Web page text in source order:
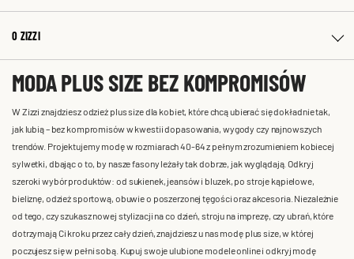
O ZIZZI
MODA PLUS SIZE BEZ KOMPROMISÓW
W Zizzi znajdziesz odzież plus size dla kobiet, które chcą ubierać się dokładnie tak,
jak lubią – bez kompromisów w kwestii dopasowania, wygody czy najnowszych
trendów. Projektujemy modę w rozmiarach 40-64 z pełnym zrozumieniem kobiecej
sylwetki, dbając o to, by nasze fasony leżały tak dobrze, jak wyglądają. Odkryj
szeroki wybór produktów: od sukienek, jeansów i bluzek, po stroje kąpielowe,
bieliznę, odzież sportową, obuwie o poszerzonej tęgości oraz akcesoria. Niezależnie
od tego, czy szukasz nowej stylizacji na co dzień, stroju na imprezę, czy ubrań, które
dotrzymają Ci kroku przez cały dzień, znajdziesz u nas modę plus size, w której
poczujesz się w pełni sobą. Kupuj swoje ulubione modele online i odkryj modę